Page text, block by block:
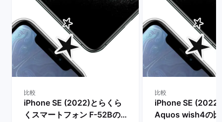
比較
iPhone SE (2022)とらくら
くスマートフォン F-52Bの
比較
iPhone SE
Aquos wish4の